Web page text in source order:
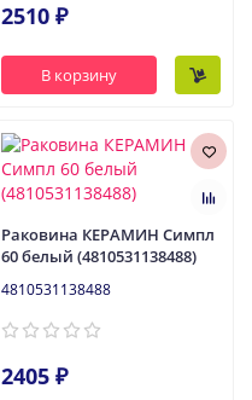
2510 ₽
В корзину
Раковина КЕРАМИН Симпл
60 белый (4810531138488)
4810531138488
2405 ₽